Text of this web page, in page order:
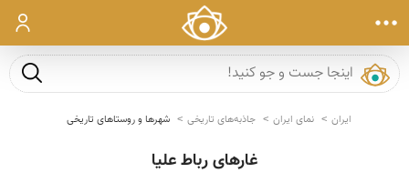
ورود
جست و
ایران نمای ایران جاذبه‌های تاریخی شهرها و روستاهای تاریخی
غارهای رباط علیا